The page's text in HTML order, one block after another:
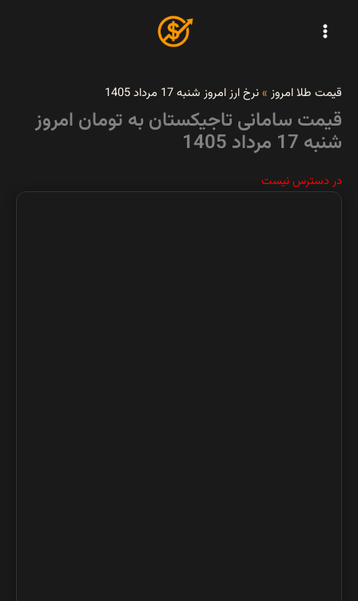
قیمت طلا امروز »نرخ ارز امروز شنبه 17 مرداد 1405
قیمت سامانی تاجیکستان به تومان امروز
شنبه 17 مرداد 1405
در دسترس نیست